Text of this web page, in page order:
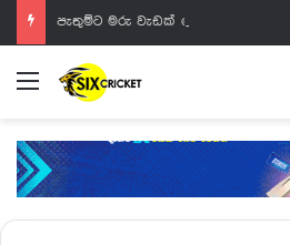
පැතුම්ට මරු වැඩක් වෙන්නයි යන්නේ
Menu